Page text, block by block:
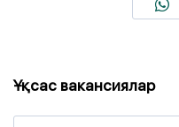
Ұқсас вакансиялар